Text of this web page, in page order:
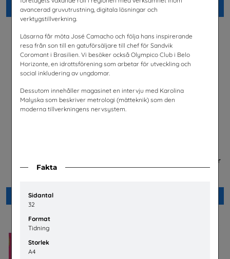
Fakta
Sidantal
32
Format
Tidning
Storlek
A4
avancerad gruvutrustning, digitala lösningar och
verktygstillverkning.
Läsarna får möta José Camacho och följa hans inspirerande
resa från son till en gatuförsäljare till chef för Sandvik
Coromant i Brasilien. Vi besöker också Olympico Club i Belo
Horizonte, en idrottsförening som arbetar för utveckling och
social inkludering av ungdomar.
Dessutom innehåller magasinet en intervju med Karolina
Malyska som beskriver metrologi (mätteknik) som den
moderna tillverkningens nervsystem.
Beställ 0kr Beställ 0kr
2026
Beställ 0kr
Betald praktik som ingenjör
(Plansch)